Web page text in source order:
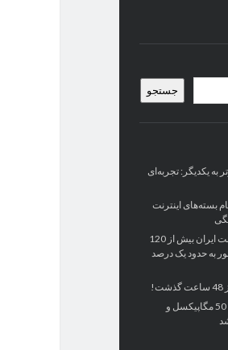
جستجو
به یکدیگر: تجربه‌ای
بسته‌های اینترنت
ادعای نت‌بلاکس: قطعی اینترنت ایران بیش از 120
به حدود یک درصد
گوشی HMD Luma با دوربین 50 مگاپیکسل و